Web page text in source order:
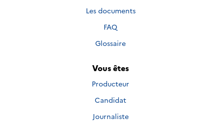
Les documents
FAQ
Glossaire
Vous êtes
Producteur
Candidat
Journaliste